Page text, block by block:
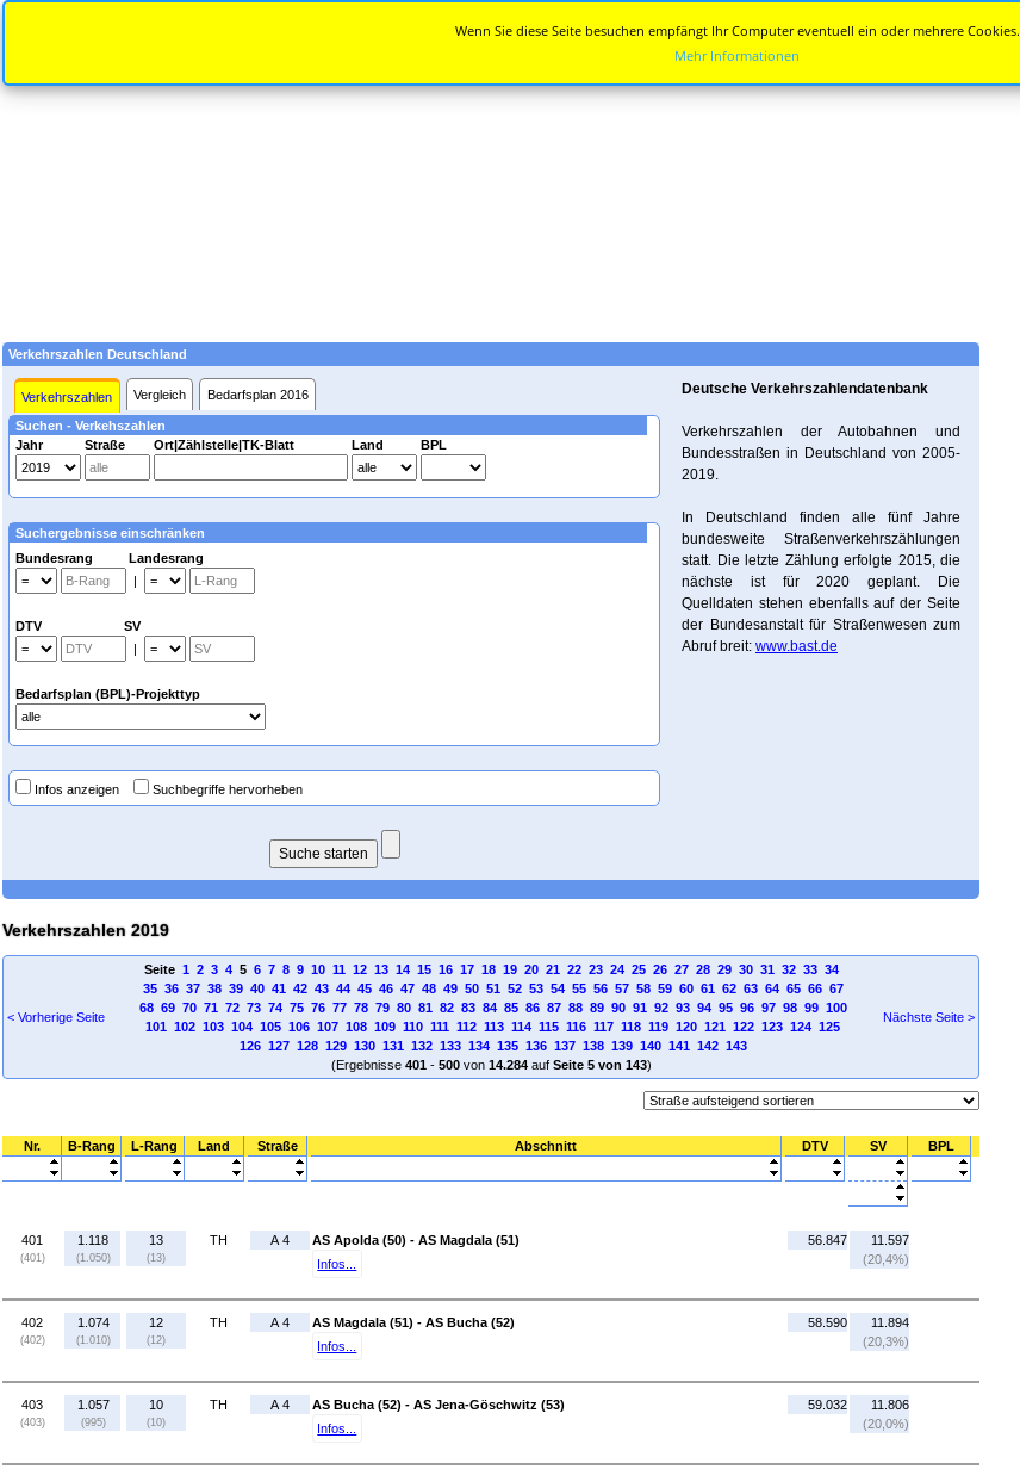
Verkehrszahlen Deutschland
Verkehrszahlen Vergleich Bedarfsplan 2016
Suchen - Verkehszahlen
Jahr
Straße Ort|Zählstelle|TK-Blatt Land BPL
Suchergebnisse einschränken
Bundesrang Landesrang
|
DTV SV
|
Bedarfsplan (BPL)-Projekttyp
Infos anzeigen Suchbegriffe hervorheben
Deutsche Verkehrszahlendatenbank
Verkehrszahlen der Autobahnen und
Bundesstraßen in Deutschland von 2005-
2019.
In Deutschland finden alle fünf Jahre
bundesweite Straßenverkehrszählungen
statt. Die letzte Zählung erfolgte 2015, die
nächste ist für 2020 geplant. Die
Quelldaten stehen ebenfalls auf der Seite
der Bundesanstalt für Straßenwesen zum
Abruf breit: www.bast.de
Verkehrszahlen 2019
< Vorherige Seite
Seite 1 2 3 45 6 7 8 9 10 11 12 13 14 15 16 17 18 19 20 21 22 23 24 25 26 27 28 29 30 31 32 33 34
35 36 37 38 39 40 41 42 43 44 45 46 47 48 49 50 51 52 53 54 55 56 57 58 59 60 61 62 63 64 65 66 67
68 69 70 71 72 73 74 75 76 77 78 79 80 81 82 83 84 85 86 87 88 89 90 91 92 93 94 95 96 97 98 99 100
101 102 103 104 105 106 107 108 109 110 111 112 113 114 115 116 117 118 119 120 121 122 123 124 125
126 127 128 129 130 131 132 133 134 135 136 137 138 139 140 141 142 143
(Ergebnisse 401- 500von 14.284auf Seite 5 von 143)
Nächste Seite >
Nr. B-Rang L-Rang Land Straße Abschnitt DTV SV BPL
401
(401)
1.118
(1.050)
13
(13)
TH A 4
AS Apolda (50) - AS Magdala (51)
Infos...
56.847
11.597
(20,4%)
402
(402)
1.074
(1.010)
12
(12)
TH A 4
AS Magdala (51) - AS Bucha (52)
Infos...
58.590
11.894
(20,3%)
403
(403)
1.057
(995)
10
(10)
TH A 4
AS Bucha (52) - AS Jena-Göschwitz (53)
Infos...
59.032
11.806
(20,0%)
Wenn Sie diese Seite besuchen empfängt Ihr Computer eventuell ein oder mehrere Cookies.
Mehr Informationen